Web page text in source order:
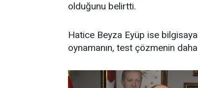
olduğunu belirtti.
Hatice Beyza Eyüp ise
oynamanın, test çözmenin